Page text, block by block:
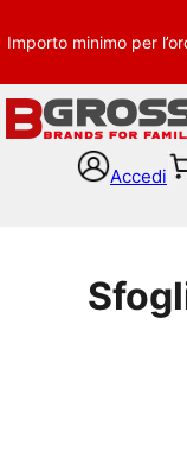
Importo minimo per
Accedi